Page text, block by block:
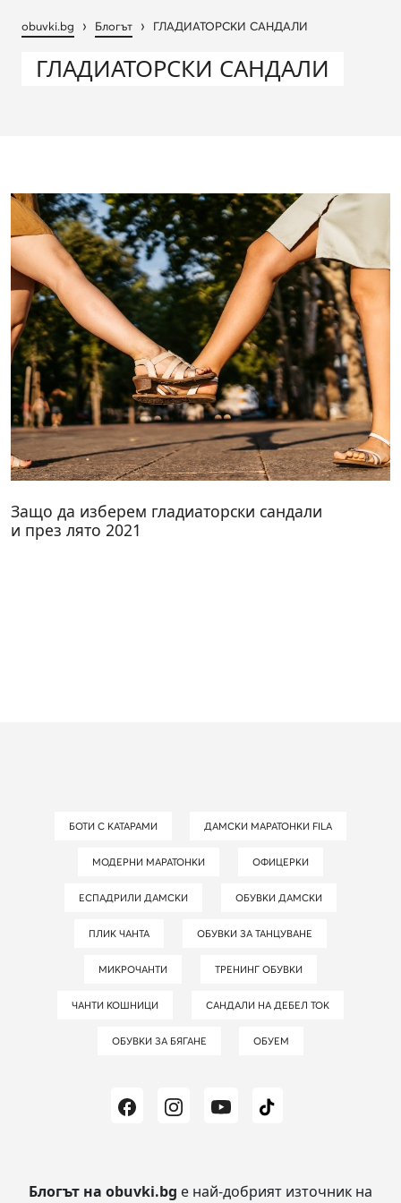
obuvki.bg › Блогът › ГЛАДИАТОРСКИ САНДАЛИ
ГЛАДИАТОРСКИ САНДАЛИ
Защо да изберем гладиаторски сандали
и през лято 2021
БОТИ С КАТАРАМИ ДАМСКИ МАРАТОНКИ FILA
МОДЕРНИ МАРАТОНКИ ОФИЦЕРКИ
ЕСПАДРИЛИ ДАМСКИ ОБУВКИ ДАМСКИ
ПЛИК ЧАНТА ОБУВКИ ЗА ТАНЦУВАНЕ
МИКРОЧАНТИ ТРЕНИНГ ОБУВКИ
ЧАНТИ КОШНИЦИ САНДАЛИ НА ДЕБЕЛ ТОК
ОБУВКИ ЗА БЯГАНЕ ОБУЕМ
Блогът на obuvki.bg е най-добрият източник на